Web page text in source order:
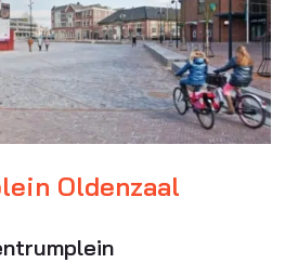
Oldenzaal